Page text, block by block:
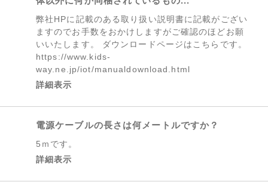
弊社HPに記載のある取り扱い説明書に記載がござい
ますのでお手数をおかけしますがご確認のほどお願
いいたします。 ダウンロードページはこちらです。
https://www.kids-
way.ne.jp/iot/manualdownload.html
詳細表示
電源ケーブルの長さは何メートルですか？
5ｍです。
詳細表示